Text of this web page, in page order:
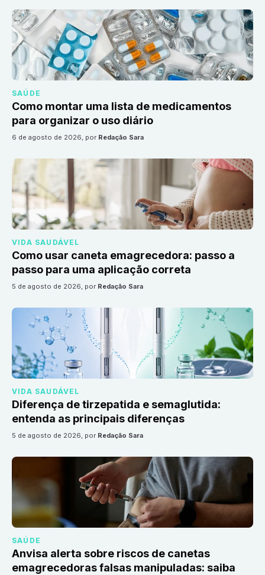
SAÚDE
Como montar uma lista de medicamentos
para organizar o uso diário
6 de agosto de 2026, por Redação Sara
VIDA SAUDÁVEL
Como usar caneta emagrecedora: passo a
passo para uma aplicação correta
5 de agosto de 2026, por Redação Sara
VIDA SAUDÁVEL
Diferença de tirzepatida e semaglutida:
entenda as principais diferenças
5 de agosto de 2026, por Redação Sara
SAÚDE
Anvisa alerta sobre riscos de canetas
emagrecedoras falsas manipuladas: saiba